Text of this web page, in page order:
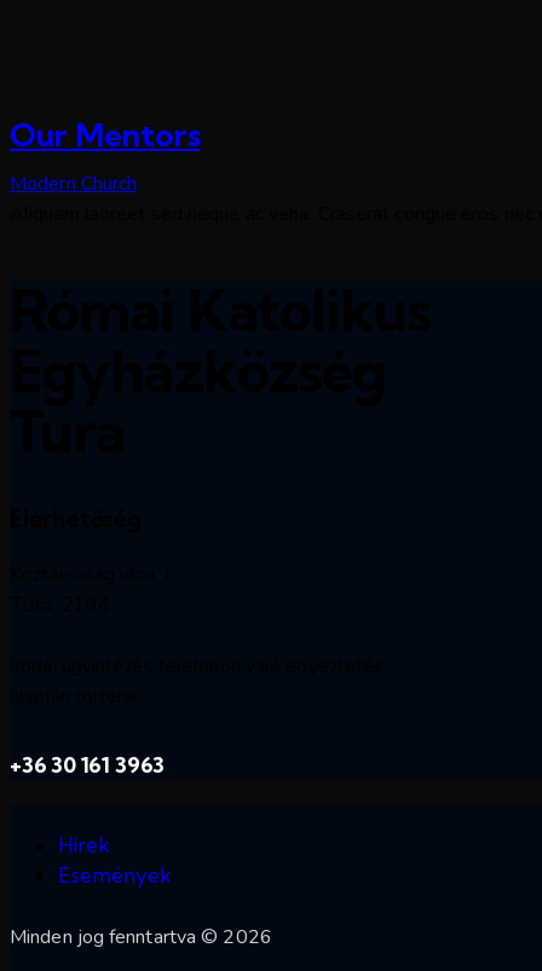
Our Mentors
Modern Church
+36 30 161 3963
Hírek
Események
Minden jog fenntartva © 2026